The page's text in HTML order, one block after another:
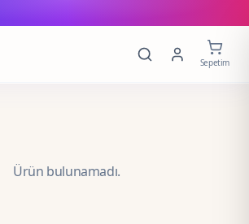
Sepetim
Ürün bulunamadı.